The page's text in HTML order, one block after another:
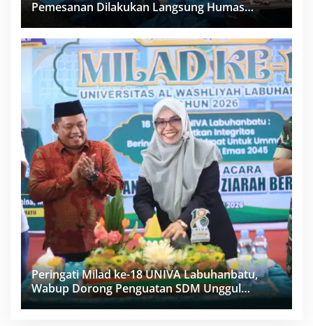
Pemesanan Dilakukan Langsung Humas
Peringati Milad ke-18 UNIVA Labuhanbatu,
Wabup Dorong Penguatan SDM Unggul
Menuju Indonesia Emas 2045